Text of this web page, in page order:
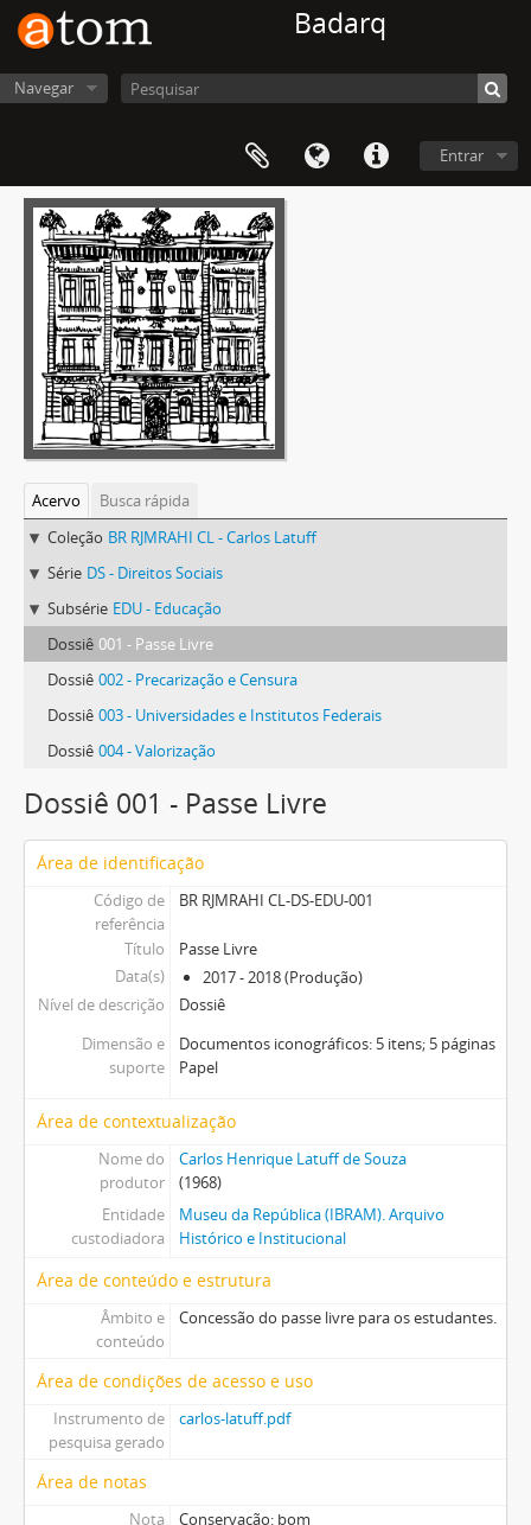
Badarq
Navegar
Entrar
Acervo
Busca rápida
Coleção BR RJMRAHI CL - Carlos Latuff
Série DS - Direitos Sociais
Subsérie EDU - Educação
Dossiê 001 - Passe Livre
Dossiê 002 - Precarização e Censura
Dossiê 003 - Universidades e Institutos Federais
Dossiê 004 - Valorização
Dossiê 001 - Passe Livre
Área de identificação
Código de
referência
BR RJMRAHI CL-DS-EDU-001
Título
Passe Livre
Data(s)
2017 - 2018 (Produção)
Nível de descrição
Dossiê
Dimensão e
suporte
Documentos iconográficos: 5 itens; 5 páginas
Papel
Área de contextualização
Nome do
produtor
Carlos Henrique Latuff de Souza
(1968)
Entidade
custodiadora
Museu da República (IBRAM). Arquivo
Histórico e Institucional
Área de conteúdo e estrutura
Âmbito e
conteúdo
Concessão do passe livre para os estudantes.
Área de condições de acesso e uso
Instrumento de
pesquisa gerado
carlos-latuff.pdf
Área de notas
Nota Conservação: bom